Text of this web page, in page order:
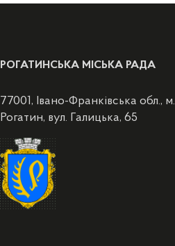
РОГАТИНСЬКА МІСЬКА РАДА
77001, Івано-Франківська обл., м.
Рогатин, вул. Галицька, 65